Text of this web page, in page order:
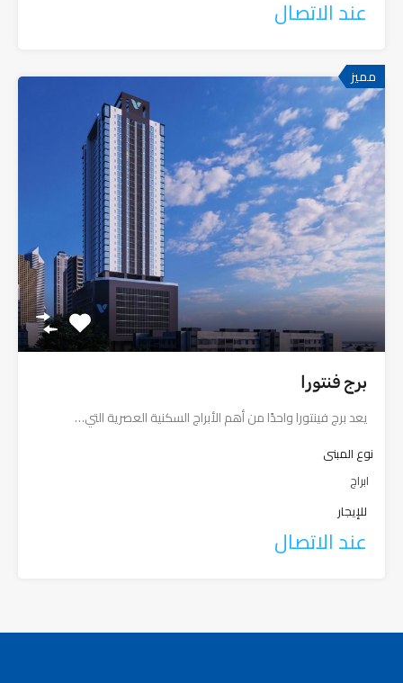
عند الاتصال
مميز
برج فنتورا
يعد برج فينتورا واحدًا من أهم الأبراج السكنية العصرية التي…
نوع المبنى
ابراج
للإيجار
عند الاتصال